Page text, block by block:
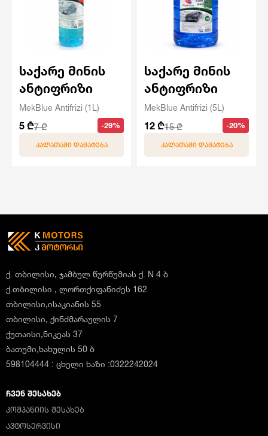
საქარე მინის
ანტიფრიზი
MekBlue Antifrizi (1L)
5 ₾7 ₾ -29%
ᲙᲐᲚᲐᲗᲐᲨᲘ ᲓᲐᲛᲐᲢᲔᲑᲐ
საქარე მინის
ანტიფრიზი
MekBlue Antifrizi (5L)
12 ₾15 ₾ -20%
ᲙᲐᲚᲐᲗᲐᲨᲘ ᲓᲐᲛᲐᲢᲔᲑᲐ
ქ. თბილისი, ჯამბულ წურწუმიას ქ. N 4 ბ
ქ.თბილისი , ლორთქიფანიძეს 162
თბილისი,ისაკიანის 55
თბილისი, ქინძმარაულის 7
ქუთაისი,ნიკეას 37
ბათუმი,ხახულის 50 ბ
598104444 : ცხელი ხაზი :0322242024
ᲩᲕᲔᲜ ᲨᲔᲡᲐᲮᲔᲑ
ᲙᲝᲛᲞᲐᲜᲘᲘᲡ ᲨᲔᲡᲐᲮᲔᲑ
ᲐᲕᲢᲝᲡᲔᲠᲕᲘᲡᲘ